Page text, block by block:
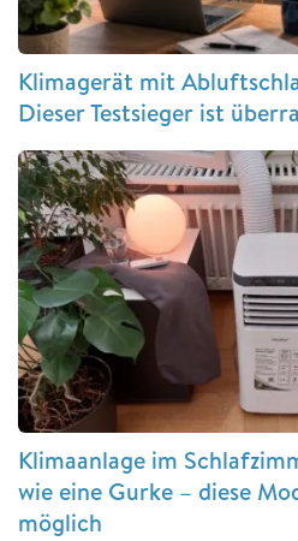
Klimagerät mit
Dieser Testsieger ist
Klimaanlage im
wie eine Gurke – diese
möglich